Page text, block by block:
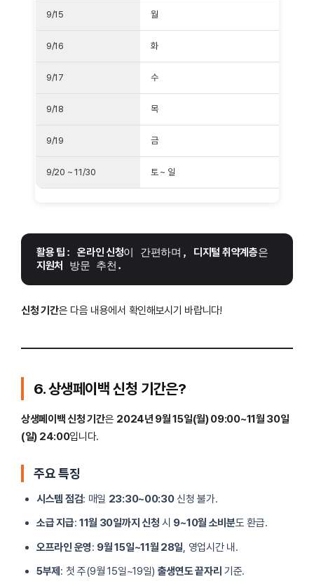
9/15 월
9/16 화
9/17 수
9/18 목
9/19 금
9/20 ~ 11/30 토 ~ 일
활용 팁 : 온라인 신청이 간편하며, 디지털 취약계층
지원처 방문 추천.
신청 기간은 다음 내용에서 확인해보시기 바랍니다!
6. 상생페이백 신청 기간은?
상생페이백 신청 기간은 2024년 9월 15일(월) 09:00~11월 30일
(일) 24:00입니다.
주요 특징
시스템 점검: 매일 23:30~00:30신청 불가.
소급 지급: 11월 30일까지 신청 시 9~10월 소비분도 환급.
오프라인 운영: 9월 15일~11월 28일, 영업시간 내.
5부제 : 첫 주(9월 15일~19일) 출생연도 끝자리 기준.